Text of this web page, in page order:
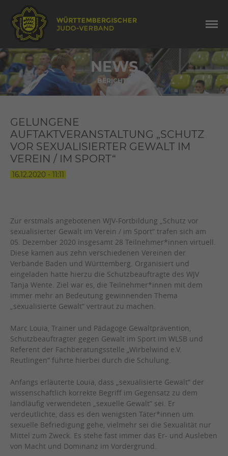
NEWS
BERICHTE
GELUNGENE
AUFTAKTVERANSTALTUNG „SCHUTZ
VOR SEXUALISIERTER GEWALT IM
VEREIN / IM SPORT“
16.12.2020 - 11:11
Zur erstmals angebotenen WJV-Fortbildung „Schutz vor
sexualisierter Gewalt im Verein / im Sport“ trafen sich am
05. Dezember 2020 insgesamt 28 Teilnehmer*innen virtuell.
Diese kamen aus zehn verschiedenen Vereinen der
Verbände Baden und Württemberg. Organisiert und
eingeladen hatte hierzu die Schutzbeauftragte des WJV
Tanja Wente. Ziel war es, die Teilnehmer*innen mit dem
immer mehr an Bedeutung gewinnenden Thema
„sexualisierte Gewalt“ vertraut zu machen.
Marc Louia, Trainer und Pädagoge Gewaltprävention,
Schutzbeauftragter gegen Gewalt im Sport im WLSB und
Referent der Fachberatungsstelle „Wirbelwind e.V.
Reutlingen“ führte hierbei durch die Schulung.
Anfangs erläuterte Louia, dass „sexualisierte Gewalt“ der
wissenschaftlich korrekte Begriff im Gegensatz zu dem
landläufig verwendeten „sexuelle Gewalt“ sei. Er
verdeutlichte, dass es den wenigsten Täter*innen um
sexuelle Befriedigung gehe, vielmehr sei die Sexualität nur
Mittel zum Zweck. Es stehe fast immer das Er- und Ausleben
von Macht und Dominanz im Vordergrund.